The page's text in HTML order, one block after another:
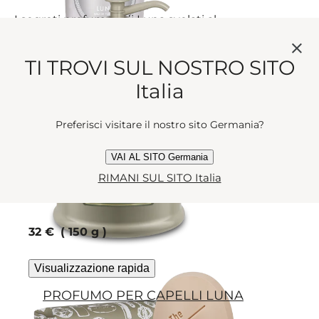
I segreti profumati di Luna svelati al
current price
60 € 500 ml
Lasciati sedurre dal fascino
profumato della Dea della Luna.
current price
32 € 150 g
Visualizzazione rapida
PROFUMO PER CAPELLI LUNA
TI TROVI SUL NOSTRO SITO
Italia
Preferisci visitare il nostro sito Germania?
VAI AL SITO Germania
RIMANI SUL SITO Italia